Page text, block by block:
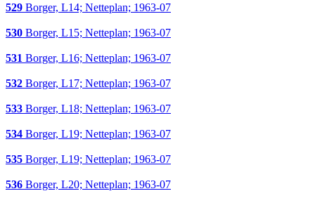
529 Borger, L14; Netteplan; 1963-07
530 Borger, L15; Netteplan; 1963-07
531 Borger, L16; Netteplan; 1963-07
532 Borger, L17; Netteplan; 1963-07
533 Borger, L18; Netteplan; 1963-07
534 Borger, L19; Netteplan; 1963-07
535 Borger, L19; Netteplan; 1963-07
536 Borger, L20; Netteplan; 1963-07